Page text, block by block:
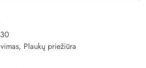
, Plaukų priežiūra